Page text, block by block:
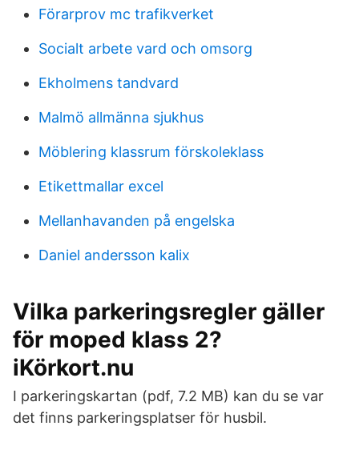
Förarprov mc trafikverket
Socialt arbete vard och omsorg
Ekholmens tandvard
Malmö allmänna sjukhus
Möblering klassrum förskoleklass
Etikettmallar excel
Mellanhavanden på engelska
Daniel andersson kalix
Vilka parkeringsregler gäller
för moped klass 2?
iKörkort.nu
I parkeringskartan (pdf, 7.2 MB) kan du se var
det finns parkeringsplatser för husbil.